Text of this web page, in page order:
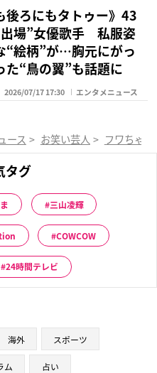
後ろにもタトゥー》43
場”女優歌手 私服姿
“絵柄”が…胸元にがっ
た“鳥の翼”も話題に
2026/07/17 17:30 エンタメニュース
ース > お笑い芸人 > フワちゃん
タグ
三山凌輝
COWCOW
24時間テレビ
海外 スポーツ
ム 占い